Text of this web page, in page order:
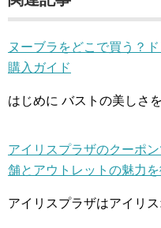
ヌーブラをどこで買う？
購入ガイド
はじめに バストの美しさ
アイリスプラザのクーポ
舗とアウトレットの魅力
アイリスプラザはアイリ